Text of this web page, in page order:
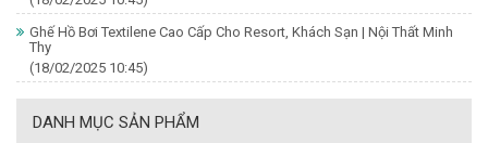
Ghế Hồ Bơi Textilene Cao Cấp Cho Resort, Khách Sạn | Nội Thất Minh
Thy
(18/02/2025 10:45)
DANH MỤC SẢN PHẨM